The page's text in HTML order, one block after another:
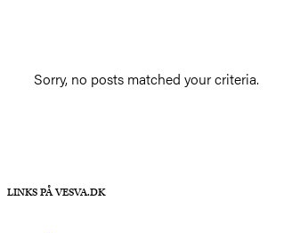
Sorry, no posts matched your criteria.
LINKS PÅ VESVA.DK